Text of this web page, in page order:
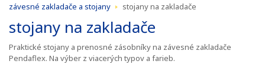
závesné zakladače a stojany
stojany na zakladače
stojany na zakladače
Praktické stojany a prenosné zásobníky na závesné zakladače
Pendaflex. Na výber z viacerých typov a farieb.